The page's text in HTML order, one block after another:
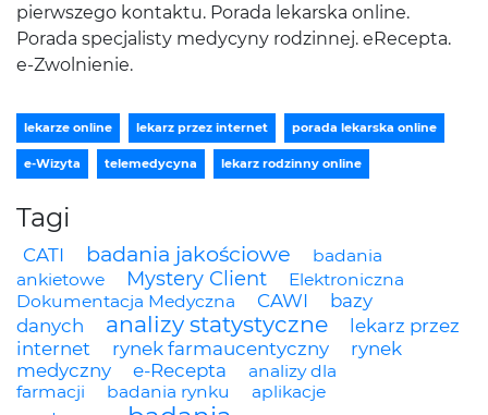
pierwszego kontaktu. Porada lekarska online.
Porada specjalisty medycyny rodzinnej. eRecepta.
e-Zwolnienie.
lekarze online lekarz przez internet porada lekarska online
e-Wizyta telemedycyna lekarz rodzinny online
Tagi
CATI badania jakościowe
badania
ankietowe
Mystery Client
Elektroniczna
Dokumentacja Medyczna
CAWI
bazy
danych
analizy statystyczne
lekarz przez
internet
rynek farmaucentyczny
rynek
medyczny
e-Recepta
analizy dla
farmacji
badania rynku
aplikacje